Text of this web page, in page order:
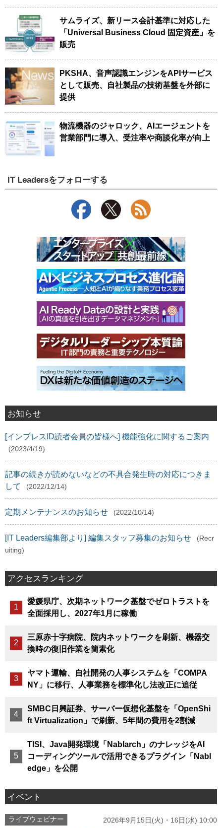
サムライズ、新リース会計基準に対応した
「Universal Business Cloud 固定資産」を
販売
PKSHA、音声認識エンジンをAPIサービス
として販売、自社製品の技術基盤を外部に
提供
物流機器のジャロック、AIエージェントを
営業部門に導入、受注率や商談化率が向上
IT Leadersをフォローする
お知らせ
[インプレスID読者会員の皆様へ] 機能強化に関するご案内
(2023/4/19)
記事の続きが読めないなどの不具合発生時の対応につきま
して
(2022/12/14)
定期メンテナンスのお知らせ (2022/10/14)
[IT Leaders編集部より] 編集スタッフ募集のお知らせ
(Recr
uiting)
アクセスランキング
愛媛県庁、次期ネットワーク基盤でゼロトラストを
全面採用し、2027年1月に稼働
三原赤十字病院、院内ネットワークを刷新、機器交
換時の復旧作業を簡素化
ヤマト運輸、自社開発の人事システムを「COMPA
NY」に移行、人事業務を標準化し法改正に追従
SMBC日興証券、サーバー仮想化基盤を「OpenShi
ft Virtualization」で刷新、5年間の費用を2割減
TISI、Java開発環境「Nablarch」のナレッジをAI
コーディングツールで活用できるプラグイン「Nabl
edge」を公開
イベント
ライブウェビナー 2026年9月15日(火)・16日(水) 10:00